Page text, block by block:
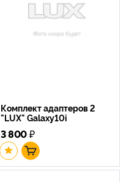
Комплект адаптеров 2
"LUX" Galaxy10i
3 800₽